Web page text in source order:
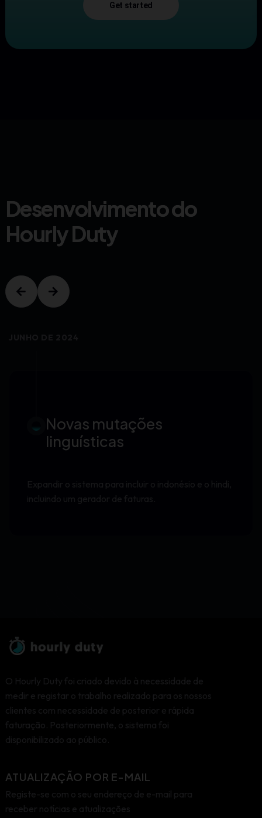
Get started
Desenvolvimento do
Hourly Duty
Novas mutações
linguísticas
O Hourly Duty foi criado devido à necessidade de
medir e registar o trabalho realizado para os nossos
clientes com necessidade de posterior e rápida
faturação. Posteriormente, o sistema foi
disponibilizado ao público.
ATUALIZAÇÃO POR E-MAIL
Registe-se com o seu endereço de e-mail para
receber notícias e atualizações